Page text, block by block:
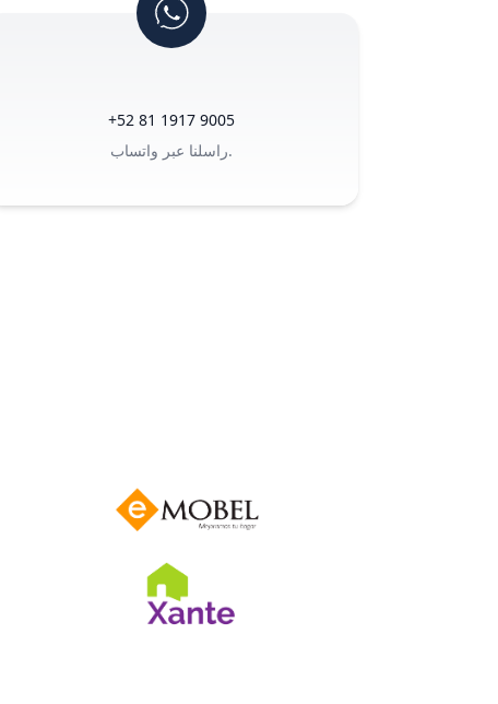
+52 81 1917 9005
راسلنا عبر واتساب.